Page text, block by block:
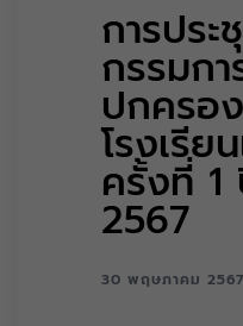
การปร
กรรมก
ปกครอ
โรงเรี
ครั้งที่ 1
2567
30 พฤษภาคม 2567